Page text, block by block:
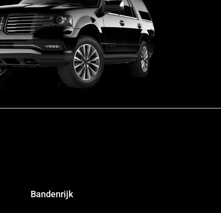
Bandenrijk